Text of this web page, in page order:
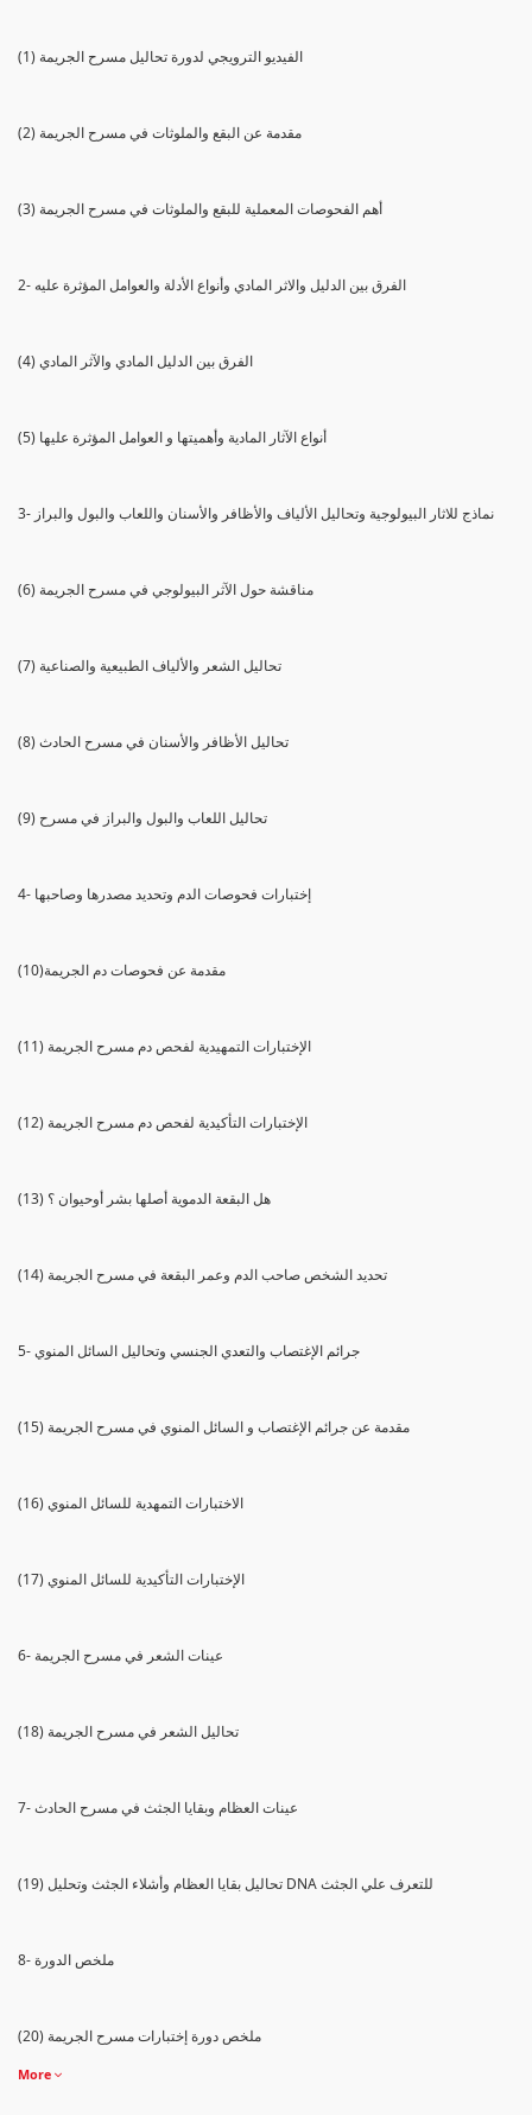
(1) الفيديو الترويجي لدورة تحاليل مسرح الجريمة
(2) مقدمة عن البقع والملوثات في مسرح الجريمة
(3) أهم الفحوصات المعملية للبقع والملوثات في مسرح الجريمة
2- الفرق بين الدليل والاثر المادي وأنواع الأدلة والعوامل المؤثرة عليه
(4) الفرق بين الدليل المادي والآثر المادي
(5) أنواع الآثار المادية وأهميتها و العوامل المؤثرة عليها
3- نماذج للاثار البيولوجية وتحاليل الألياف والأظافر والأسنان واللعاب والبول والبراز
(6) مناقشة حول الآثر البيولوجي في مسرح الجريمة
(7) تحاليل الشعر والألياف الطبيعية والصناعية
(8) تحاليل الأظافر والأسنان في مسرح الحادث
(9) تحاليل اللعاب والبول والبراز في مسرح
4- إختبارات فحوصات الدم وتحديد مصدرها وصاحبها
(10)مقدمة عن فحوصات دم الجريمة
(11) الإختبارات التمهيدية لفحص دم مسرح الجريمة
(12) الإختبارات التأكيدية لفحص دم مسرح الجريمة
(13) هل البقعة الدموية أصلها بشر أوحيوان ؟
(14) تحديد الشخص صاحب الدم وعمر البقعة في مسرح الجريمة
5- جرائم الإغتصاب والتعدي الجنسي وتحاليل السائل المنوي
(15) مقدمة عن جرائم الإغتصاب و السائل المنوي في مسرح الجريمة
(16) الاختبارات التمهدية للسائل المنوي
(17) الإختبارات التأكيدية للسائل المنوي
6- عينات الشعر في مسرح الجريمة
(18) تحاليل الشعر في مسرح الجريمة
7- عينات العظام وبقايا الجثث في مسرح الحادث
(19) تحاليل بقايا العظام وأشلاء الجثث وتحليل DNA للتعرف علي الجثث
8- ملخص الدورة
(20) ملخص دورة إختبارات مسرح الجريمة
More